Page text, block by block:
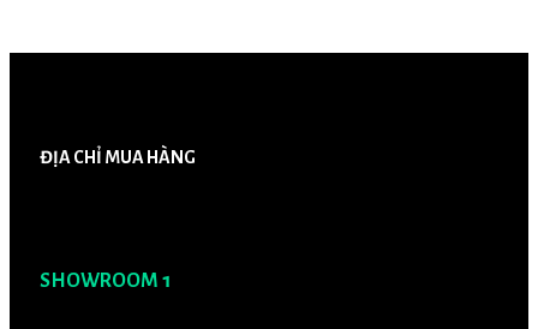
ĐỊA CHỈ MUA HÀNG
SHOWROOM 1